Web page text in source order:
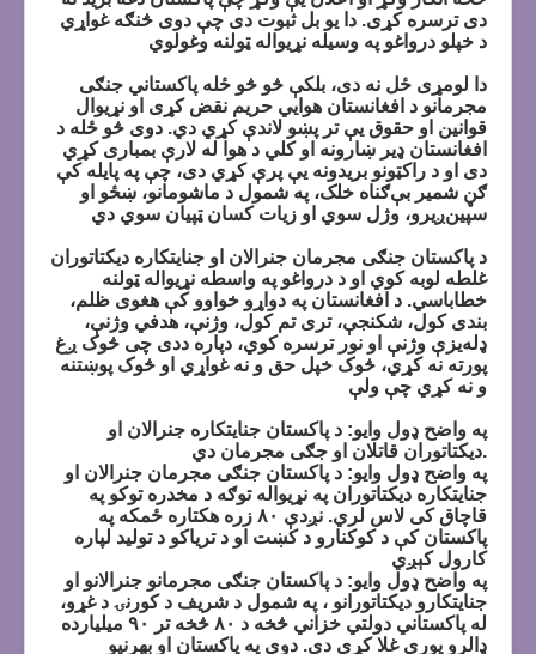
دی ترسره کړی. دا یو بل ثبوت دی چې دوی څنګه غواړي
د خپلو درواغو په وسیله نړیواله ټولنه وغولوي
دا لومړی ځل نه دی، بلکې څو څو ځله پاکستاني جنګی
مجرمانو د افغانستان هوايي حریم نقض کړی او نړیوال
قوانین او حقوق یې تر پښو لاندې کړي دي. دوی څو ځله د
افغانستان ډیر ښارونه او کلي د هوا له لارې بمباری کړي
دی او د راکټونو بریدونه یې پرې کړي دی، چې په پایله کې
ګڼ شمیر بې‌ګناه خلک، په شمول د ماشومانو، ښځو او
سپین‌ږیرو، وژل سوي او زیات کسان ټپیان سوي دي
د پاکستان جنګی مجرمان جنرالان او جنايتکاره ديکتاتوران
غلطه لوبه کوي او د درواغو په واسطه نړیواله ټولنه
خطاباسي. د افغانستان په دواړو خواوو کې هغوی ظلم،
بندی کول، شکنجې، تری تم کول، وژنې، هدفي وژنې،
ډله‌يزې وژنې او نور ترسره کوي، دپاره ددی چی څوک ږغ
پورته نه کړي، څوک خپل حق و نه غواړي او څوک پوښتنه
و نه کړي چې ولې
په واضح ډول وایو: د پاکستان جنايتکاره جنرالان او
ديکتاتوران قاتلان او جګی مجرمان دي.
په واضح ډول وایو: د پاکستان جنګی مجرمان جنرالان او
جنايتکاره ديکتاتوران په نړیواله توګه د مخدره توکو په
قاچاق کی لاس لري. نږدې ۸۰ زره هکتاره ځمکه په
پاکستان کې د کوکنارو د کښت او د تریاکو د تولید لپاره
کارول کېږي
په واضح ډول وایو: د پاکستان جنګی مجرمانو جنرالانو او
جنايتکارو ديکتاتورانو ، په شمول د شريف د کورنۍ د غړو،
له پاکستاني دولتي خزاني څخه د ۸۰ څخه تر ۹۰ میلیارده
ډالرو پورې غلا کړې دی. دوی په پاکستان او بهرنيو